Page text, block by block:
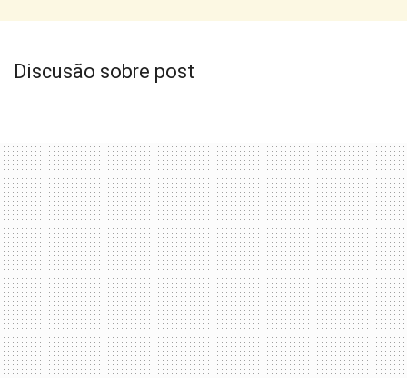
Discusão sobre post